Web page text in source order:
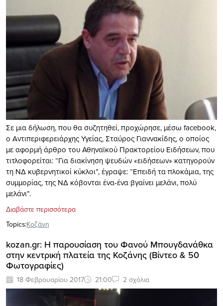
Σε μια δήλωση, που θα συζητηθεί, προχώρησε, μέσω facebook,
ο Αντιπεριφερειάρχης Υγείας, Σταύρος Γιαννακίδης, ο οποίος
με αφορμή άρθρο του Αθηναϊκού Πρακτορείου Ειδήσεων, που
τιτλοφορείται: “Για διακίνηση ψευδών «ειδήσεων» κατηγορούν
τη ΝΔ κυβερνητικοί κύκλοι”, έγραψε: “Επειδή τα πλοκάμια, της
συμμορίας, της ΝΔ κόβονται ένα-ένα βγαίνει μελάνι, πολύ
μελάνι”.
Διαβάστε περισσότερα
Topics:Κοζάνη
kozan.gr: Η παρουσίαση του Φανού Μπουγδανάθκα
στην κεντρική πλατεία της Κοζάνης (Βίντεο & 50
Φωτογραφίες)
18 Φεβρουαρίου 2017 21:00 2 σχόλια